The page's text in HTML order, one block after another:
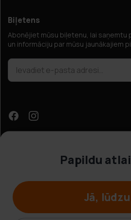
Biļetens
Abonējiet mūsu biļetenu, lai saņemtu
un informāciju par mūsu jaunākajiem
© Hobbybox 2025
Papildu
Jā,